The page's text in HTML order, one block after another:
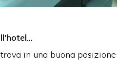
in una buona